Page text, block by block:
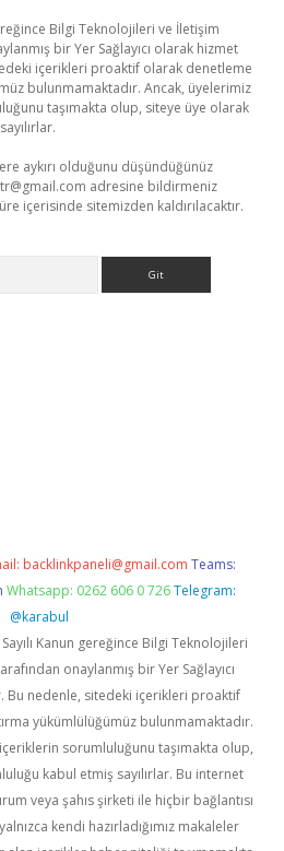
Bilgi Teknolojileri ve İletişim
bir Yer Sağlayıcı olarak hizmet
içerikleri proaktif olarak denetleme
bulunmamaktadır. Ancak, üyelerimiz
taşımakta olup, siteye üye olarak
aykırı olduğunu düşündüğünüz
adresine bildirmeniz
içerisinde sitemizden kaldırılacaktır.
backlinkpaneli@gmail.com Teams:
Whatsapp: 0262 606 0 726 Telegram:
@karabul
Kanun gereğince Bilgi Teknolojileri
onaylanmış bir Yer Sağlayıcı
Bu nedenle, sitedeki içerikleri proaktif
yükümlülüğümüz bulunmamaktadır.
sorumluluğunu taşımakta olup,
kabul etmiş sayılırlar. Bu internet
veya şahıs şirketi ile hiçbir bağlantısı
kendi hazırladığımız makaleler